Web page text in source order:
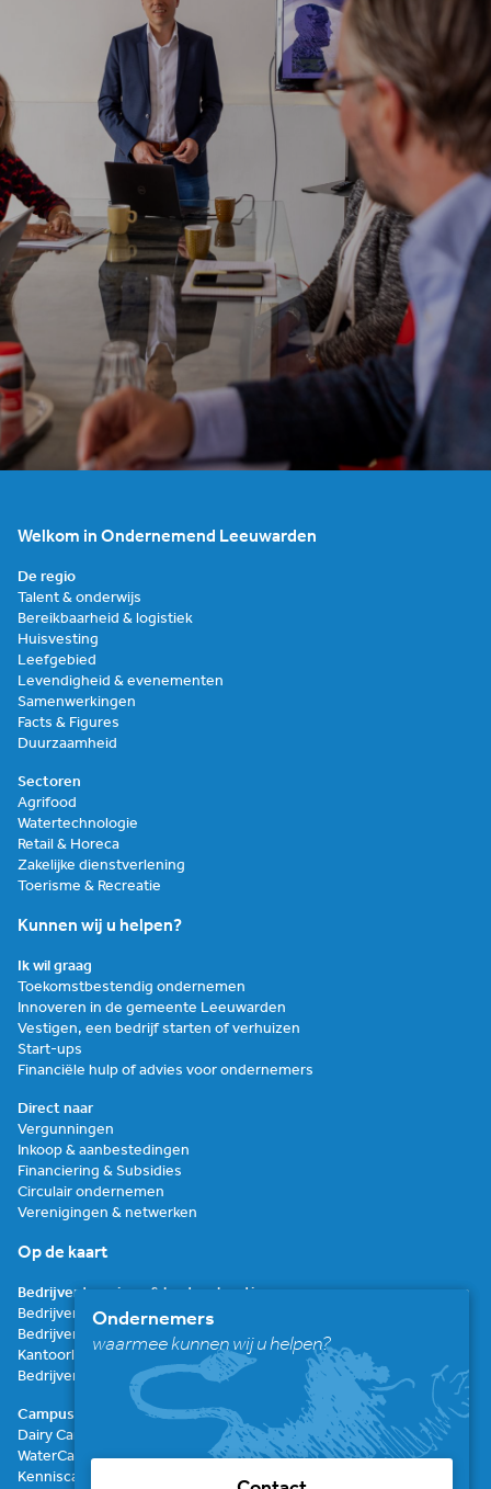
Ondernemers
waarmee kunnen wij u helpen?
Welkom in Ondernemend Leeuwarden
De regio
Talent & onderwijs
Bereikbaarheid & logistiek
Huisvesting
Leefgebied
Levendigheid & evenementen
Samenwerkingen
Facts & Figures
Duurzaamheid
Sectoren
Agrifood
Watertechnologie
Retail & Horeca
Zakelijke dienstverlening
Toerisme & Recreatie
Kunnen wij u helpen?
Ik wil graag
Toekomstbestendig ondernemen
Innoveren in de gemeente Leeuwarden
Vestigen, een bedrijf starten of verhuizen
Start-ups
Financiële hulp of advies voor ondernemers
Direct naar
Vergunningen
Inkoop & aanbestedingen
Financiering & Subsidies
Circulair ondernemen
Verenigingen & netwerken
Op de kaart
Bedrijventerreinen & kantoorlocaties
Bedrijventerrein de Zwette
Bedrijventerrein de Hemrik
Kantoorlocatie De Werp
Bedrijventerrein Frisia
Campussen
Dairy Campus
WaterCampus Leeuwarden
Kenniscampus